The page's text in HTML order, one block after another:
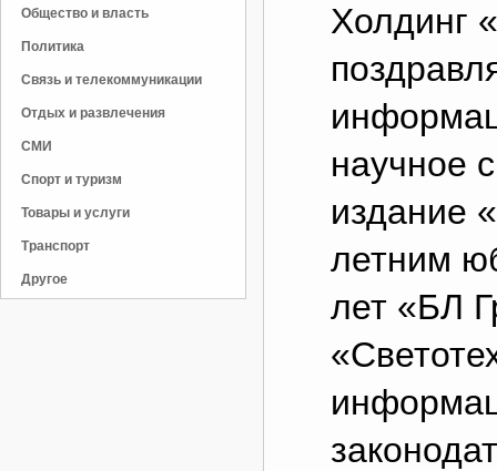
Общество и власть
Политика
Связь и телекоммуникации
Отдых и развлечения
СМИ
Спорт и туризм
Товары и услуги
Транспорт
Другое
Холдинг
научное
издание
летним
лет «БЛ